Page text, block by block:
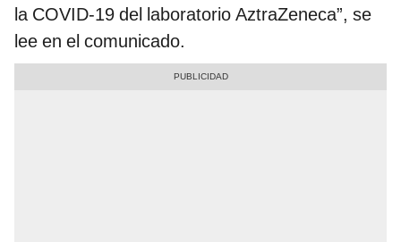
la COVID-19 del laboratorio AztraZeneca”, se
lee en el comunicado.